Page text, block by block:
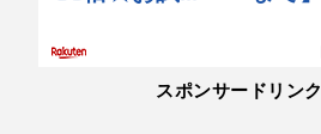
スポンサードリンク